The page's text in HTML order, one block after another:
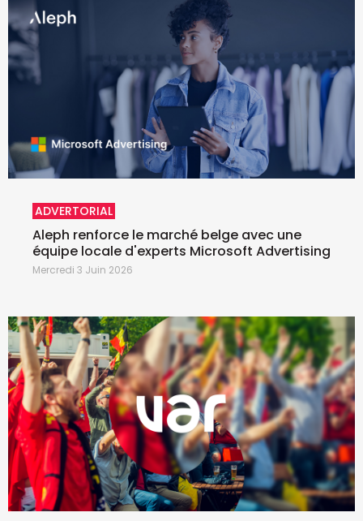
ADVERTORIAL
Aleph renforce le marché belge avec une
équipe locale d'experts Microsoft Advertising
Mercredi 3 Juin 2026